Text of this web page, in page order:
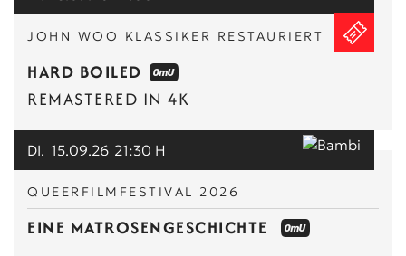
JOHN WOO KLASSIKER RESTAURIERT
HARD BOILED
REMASTERED IN 4K
QUEERFILMFESTIVAL 2026
EINE MATROSENGESCHICHTE
DI. 15.09.26 21:30 H